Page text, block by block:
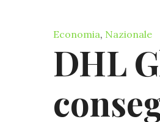
Economia, Nazionale
DHL